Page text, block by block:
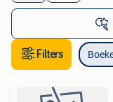
Filters